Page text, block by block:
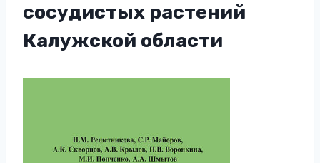
сосудистых растений
Калужской области